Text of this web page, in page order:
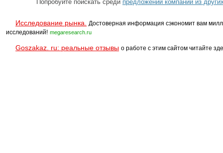
Попробуйте поискать среди предложений компаний из
Исследование рынка.
Достоверная информация сэкономит вам
исследований! megaresearch.ru
Goszakaz. ru: реальные отзывы о работе с этим сайтом читайте